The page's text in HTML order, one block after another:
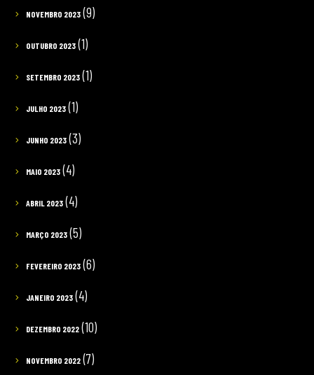
NOVEMBRO 2023(9)
OUTUBRO 2023(1)
SETEMBRO 2023(1)
JULHO 2023(1)
JUNHO 2023(3)
MAIO 2023(4)
ABRIL 2023(4)
MARÇO 2023(5)
FEVEREIRO 2023(6)
JANEIRO 2023(4)
DEZEMBRO 2022(10)
NOVEMBRO 2022(7)